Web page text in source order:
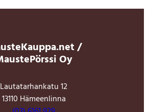
/
Oy
Lautatarhankatu 12
13110 Hämeenlinna